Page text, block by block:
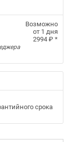
Возможно
от 1 дня
2994 ₽ *
срока